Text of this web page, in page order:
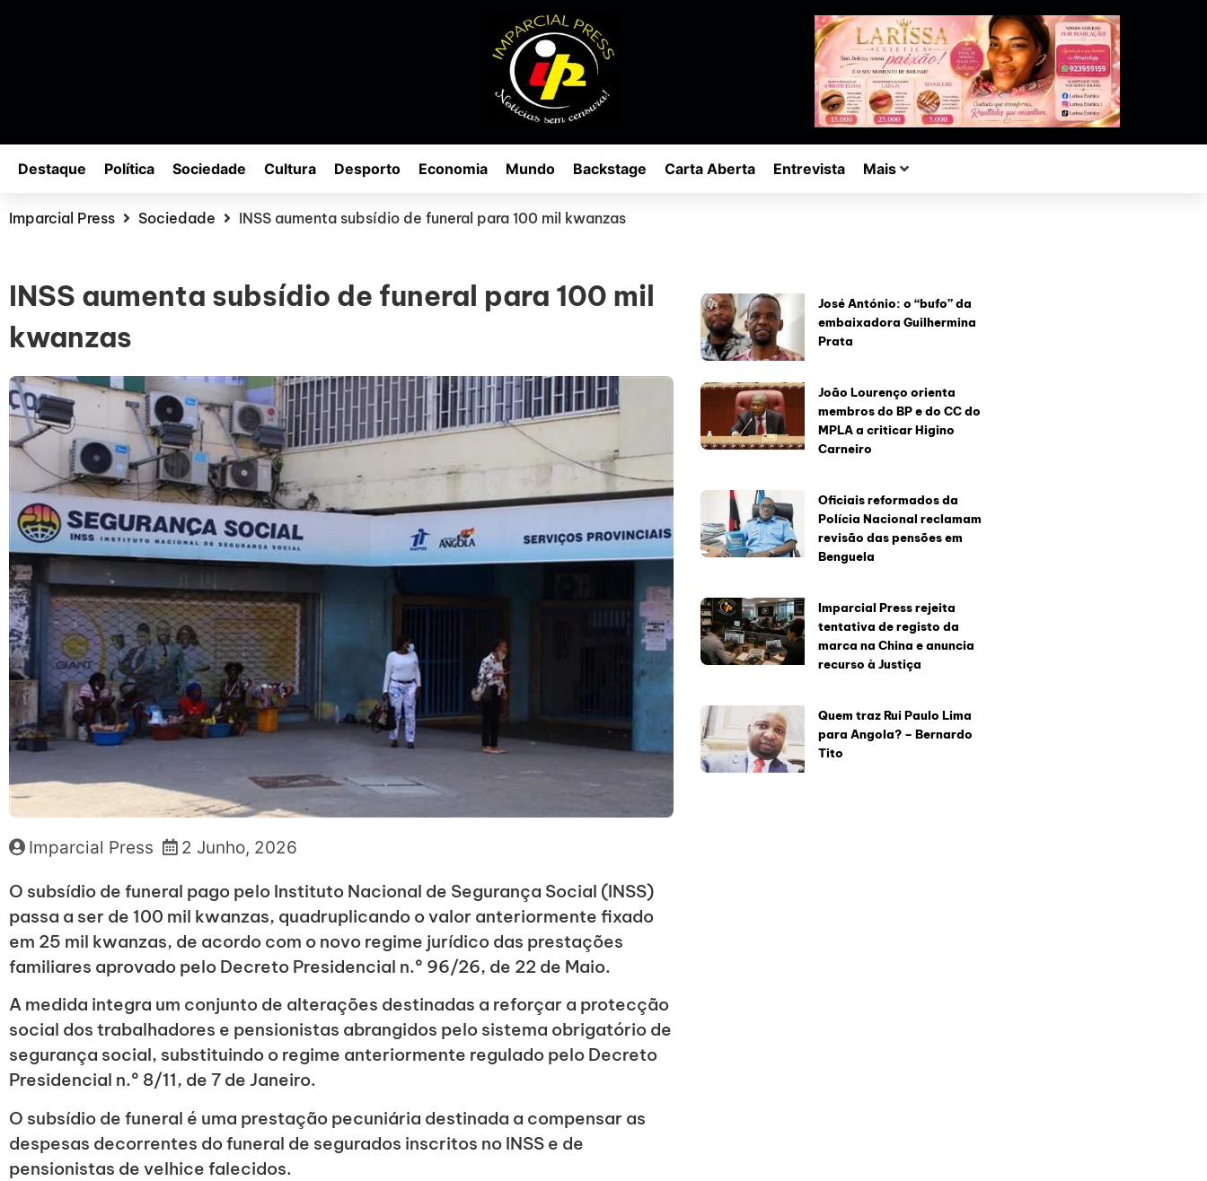
Destaque Política Sociedade Cultura Desporto Economia Mundo Backstage Carta Aberta Entrevista Mais
Imparcial Press Sociedade INSS aumenta subsídio de funeral para 100 mil kwanzas
INSS aumenta subsídio de funeral para 100 mil
kwanzas
Imparcial Press 2 Junho, 2026
O subsídio de funeral pago pelo Instituto Nacional de Segurança Social (INSS)
passa a ser de 100 mil kwanzas, quadruplicando o valor anteriormente fixado
em 25 mil kwanzas, de acordo com o novo regime jurídico das prestações
familiares aprovado pelo Decreto Presidencial n.º 96/26, de 22 de Maio.
A medida integra um conjunto de alterações destinadas a reforçar a protecção
social dos trabalhadores e pensionistas abrangidos pelo sistema obrigatório de
segurança social, substituindo o regime anteriormente regulado pelo Decreto
Presidencial n.º 8/11, de 7 de Janeiro.
O subsídio de funeral é uma prestação pecuniária destinada a compensar as
despesas decorrentes do funeral de segurados inscritos no INSS e de
pensionistas de velhice falecidos.
José António: o “bufo” da
embaixadora Guilhermina
Prata
João Lourenço orienta
membros do BP e do CC do
MPLA a criticar Higino
Carneiro
Oficiais reformados da
Polícia Nacional reclamam
revisão das pensões em
Benguela
Imparcial Press rejeita
tentativa de registo da
marca na China e anuncia
recurso à Justiça
Quem traz Rui Paulo Lima
para Angola? – Bernardo
Tito